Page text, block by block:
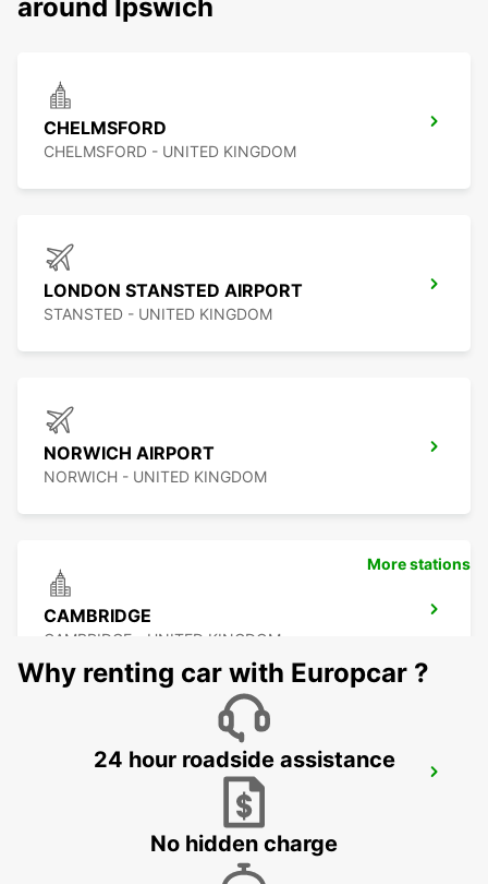
around Ipswich
CHELMSFORD
CHELMSFORD - UNITED KINGDOM
LONDON STANSTED AIRPORT
STANSTED - UNITED KINGDOM
NORWICH AIRPORT
NORWICH - UNITED KINGDOM
CAMBRIDGE
CAMBRIDGE - UNITED KINGDOM
ROMFORD - UNITED KINGDOM
More stations
Why renting car with Europcar ?
24 hour roadside assistance
No hidden charge